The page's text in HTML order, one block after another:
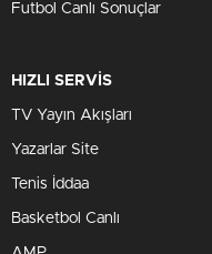
Futbol Canlı Sonuçlar
HIZLI SERVİS
TV Yayın Akışları
Yazarlar Site
Tenis İddaa
Basketbol Canlı